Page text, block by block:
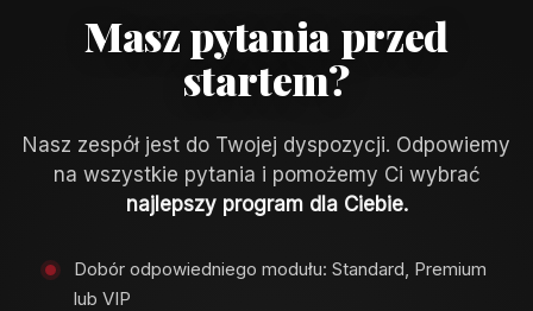
Masz pytania przed
startem?
Nasz zespół jest do Twojej dyspozycji. Odpowiemy
na wszystkie pytania i pomożemy Ci wybrać
najlepszy program dla Ciebie.
Dobór odpowiedniego modułu: Standard, Premium
lub VIP